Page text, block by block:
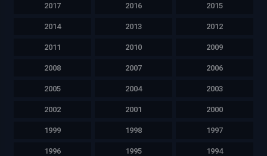
2017 2016 2015
2014 2013 2012
2011 2010 2009
2008 2007 2006
2005 2004 2003
2002 2001 2000
1999 1998 1997
1996 1995 1994